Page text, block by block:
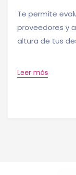
Te permite
proveedores y
altura de tus
Leer más